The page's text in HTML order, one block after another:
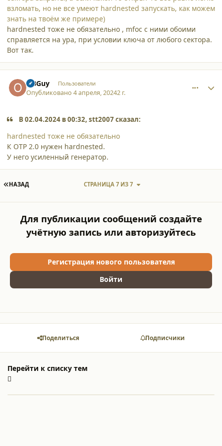
взломать, но не все умеют hardnested запускать, как можем
знать на твоём же примере)
hardnested тоже не обязательно , mfoc с ними обоими
справляется на ура, при условии ключа от любого сектора.
Вот так.
OBGuy Пользователи
Опубликовано4 апреля, 20242 г.
В 02.04.2024 в 00:32, stt2007 сказал:
hardnested тоже не обязательно
К OTP 2.0 нужен hardnested.
У него усиленный генератор.
ПЕРВАЯ СТРАНИЦА
НАЗАД СТРАНИЦА 7 ИЗ 7
Для публикации сообщений создайте
учётную запись или авторизуйтесь
Регистрация нового пользователя
Войти
Поделиться Подписчики
Перейти к списку тем